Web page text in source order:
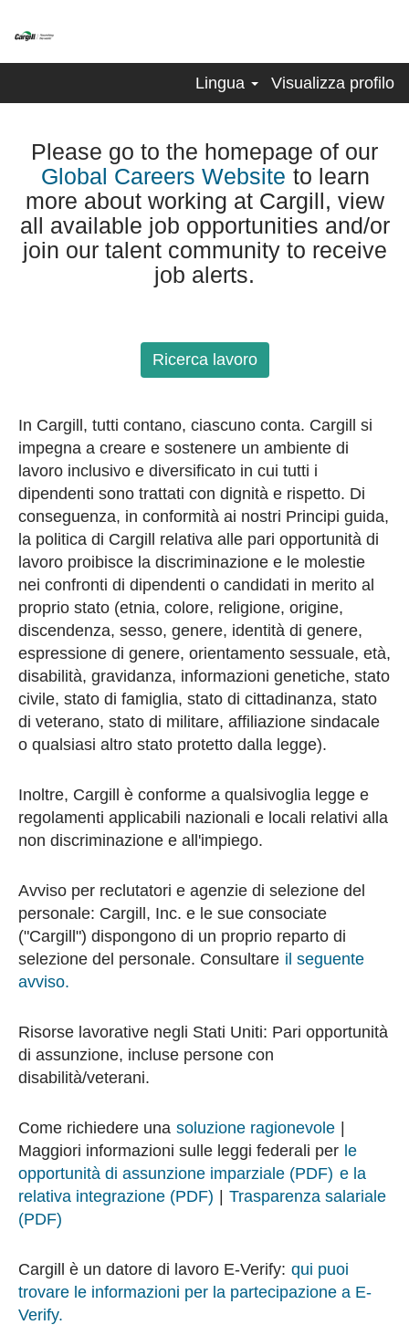
Lingua Visualizza profilo
Please go to the homepage of our
Global Careers Website to learn
more about working at Cargill, view
all available job opportunities and/or
join our talent community to receive
job alerts.
Ricerca lavoro
In Cargill, tutti contano, ciascuno conta. Cargill si
impegna a creare e sostenere un ambiente di
lavoro inclusivo e diversificato in cui tutti i
dipendenti sono trattati con dignità e rispetto. Di
conseguenza, in conformità ai nostri Principi guida,
la politica di Cargill relativa alle pari opportunità di
lavoro proibisce la discriminazione e le molestie
nei confronti di dipendenti o candidati in merito al
proprio stato (etnia, colore, religione, origine,
discendenza, sesso, genere, identità di genere,
espressione di genere, orientamento sessuale, età,
disabilità, gravidanza, informazioni genetiche, stato
civile, stato di famiglia, stato di cittadinanza, stato
di veterano, stato di militare, affiliazione sindacale
o qualsiasi altro stato protetto dalla legge).
Inoltre, Cargill è conforme a qualsivoglia legge e
regolamenti applicabili nazionali e locali relativi alla
non discriminazione e all'impiego.
Avviso per reclutatori e agenzie di selezione del
personale: Cargill, Inc. e le sue consociate
("Cargill") dispongono di un proprio reparto di
selezione del personale. Consultare il seguente
avviso.
Risorse lavorative negli Stati Uniti: Pari opportunità
di assunzione, incluse persone con
disabilità/veterani.
Come richiedere una soluzione ragionevole
Maggiori informazioni sulle leggi federali per le
opportunità di assunzione imparziale (PDF) e la
relativa integrazione (PDF)
Trasparenza salariale
(PDF)
Cargill è un datore di lavoro E-Verify: qui puoi
trovare le informazioni per la partecipazione a E-
Verify.